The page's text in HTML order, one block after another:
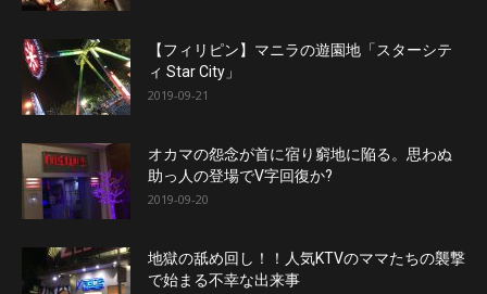
【フィリピン】マニラの遊園地「スターシテ
ィ Star City」
2019-09-21
オカマの怨念が首に宿り窮地に陥る。思わぬ
助っ人の登場でV字回復か?
2019-09-20
地獄の舐め回し！！人気KTVのママたちの襲撃
で始まる不幸な出来事